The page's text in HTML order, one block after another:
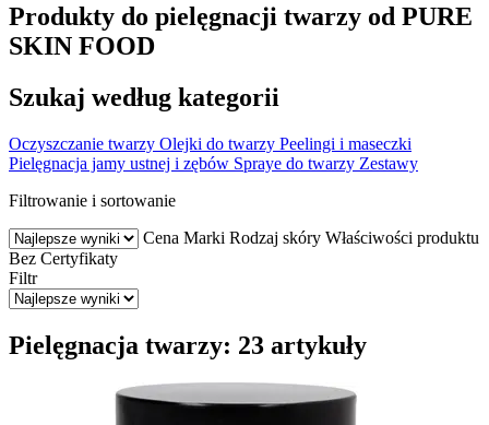
Produkty do pielęgnacji twarzy od PURE
SKIN FOOD
Szukaj według kategorii
Oczyszczanie twarzy Olejki do twarzy Peelingi i maseczki
Pielęgnacja jamy ustnej i zębów Spraye do twarzy Zestawy
Filtrowanie i sortowanie
Cena Marki Rodzaj skóry Właściwości produktu
Bez Certyfikaty
Filtr
Pielęgnacja twarzy: 23 artykuły